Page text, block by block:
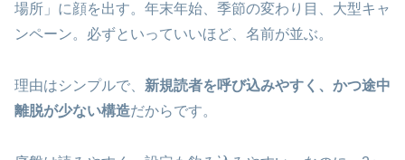
場所」に顔を出す。年末年始、季節の変わり目、大型キャ
ンペーン。必ずといっていいほど、名前が並ぶ。
理由はシンプルで、 新規読者を呼び込みやすく、かつ途中
離脱が少ない構造だからです。